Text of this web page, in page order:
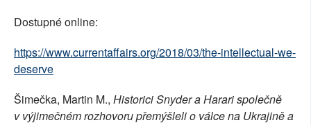
Dostupné online:
https://www.currentaffairs.org/2018/03/the-intellectual-we-
deserve
Šimečka, Martin M., Historici Snyder a Harari společně
v výjimečném rozhovoru přemýšleli o válce na Ukrajině a